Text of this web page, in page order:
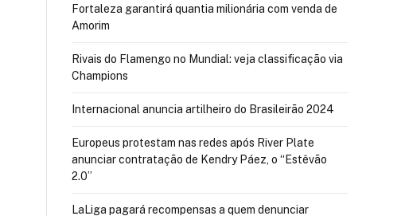
Fortaleza garantirá quantia milionária com venda de
Amorim
Rivais do Flamengo no Mundial: veja classificação via
Champions
Internacional anuncia artilheiro do Brasileirão 2024
Europeus protestam nas redes após River Plate
anunciar contratação de Kendry Páez, o “Estêvão
2.0”
LaLiga pagará recompensas a quem denunciar